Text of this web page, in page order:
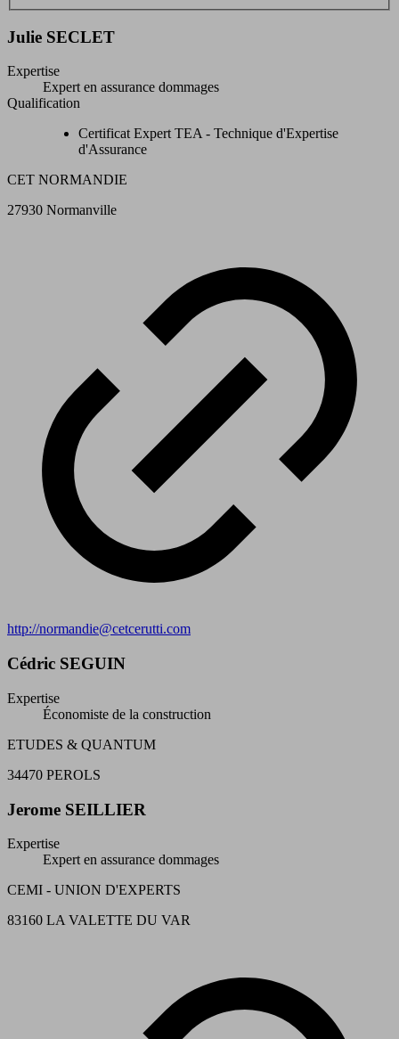
Julie SECLET
Expertise
Expert en assurance dommages
Qualification
Certificat Expert TEA - Technique d'Expertise
d'Assurance
CET NORMANDIE
27930 Normanville
http://normandie@cetcerutti.com
Cédric SEGUIN
Expertise
Économiste de la construction
ETUDES & QUANTUM
34470 PEROLS
Jerome SEILLIER
Expertise
Expert en assurance dommages
CEMI - UNION D'EXPERTS
83160 LA VALETTE DU VAR